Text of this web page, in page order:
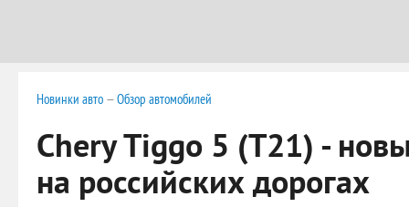
Новинки авто —Обзор автомобилей
Chery Tiggo 5 (T21) -
на российских дорогах